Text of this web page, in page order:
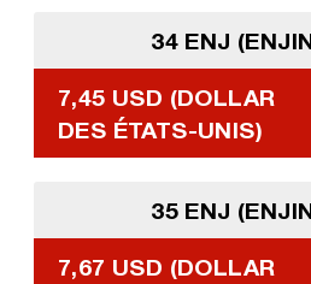
34 ENJ
7,45 USD (DOLLAR
DES ÉTATS-UNIS)
35 ENJ
7,67 USD (DOLLAR